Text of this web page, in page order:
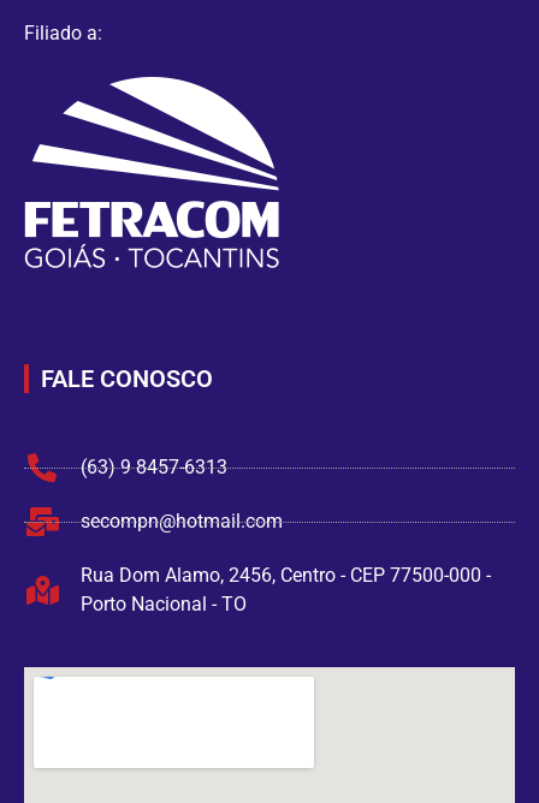
Filiado a:
FALE CONOSCO
(63) 9 8457-6313
secompn@hotmail.com
Rua Dom Alamo, 2456, Centro - CEP 77500-000 -
Porto Nacional - TO